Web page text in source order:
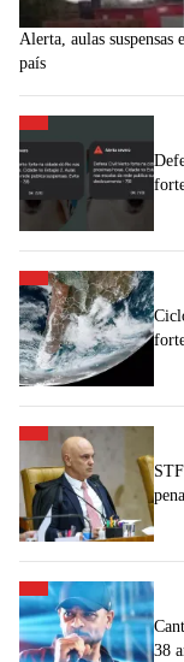
Alerta, aulas
país
38